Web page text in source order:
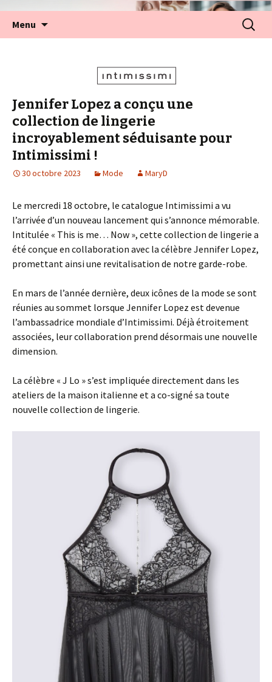
Menu
Jennifer Lopez a conçu une
collection de lingerie
incroyablement séduisante pour
Intimissimi !
30 octobre 2023 Mode MaryD
Le mercredi 18 octobre, le catalogue Intimissimi a vu
l’arrivée d’un nouveau lancement qui s’annonce mémorable.
Intitulée « This is me… Now », cette collection de lingerie a
été conçue en collaboration avec la célèbre Jennifer Lopez,
promettant ainsi une revitalisation de notre garde-robe.
En mars de l’année dernière, deux icônes de la mode se sont
réunies au sommet lorsque Jennifer Lopez est devenue
l’ambassadrice mondiale d’Intimissimi. Déjà étroitement
associées, leur collaboration prend désormais une nouvelle
dimension.
La célèbre « J Lo » s’est impliquée directement dans les
ateliers de la maison italienne et a co-signé sa toute
nouvelle collection de lingerie.